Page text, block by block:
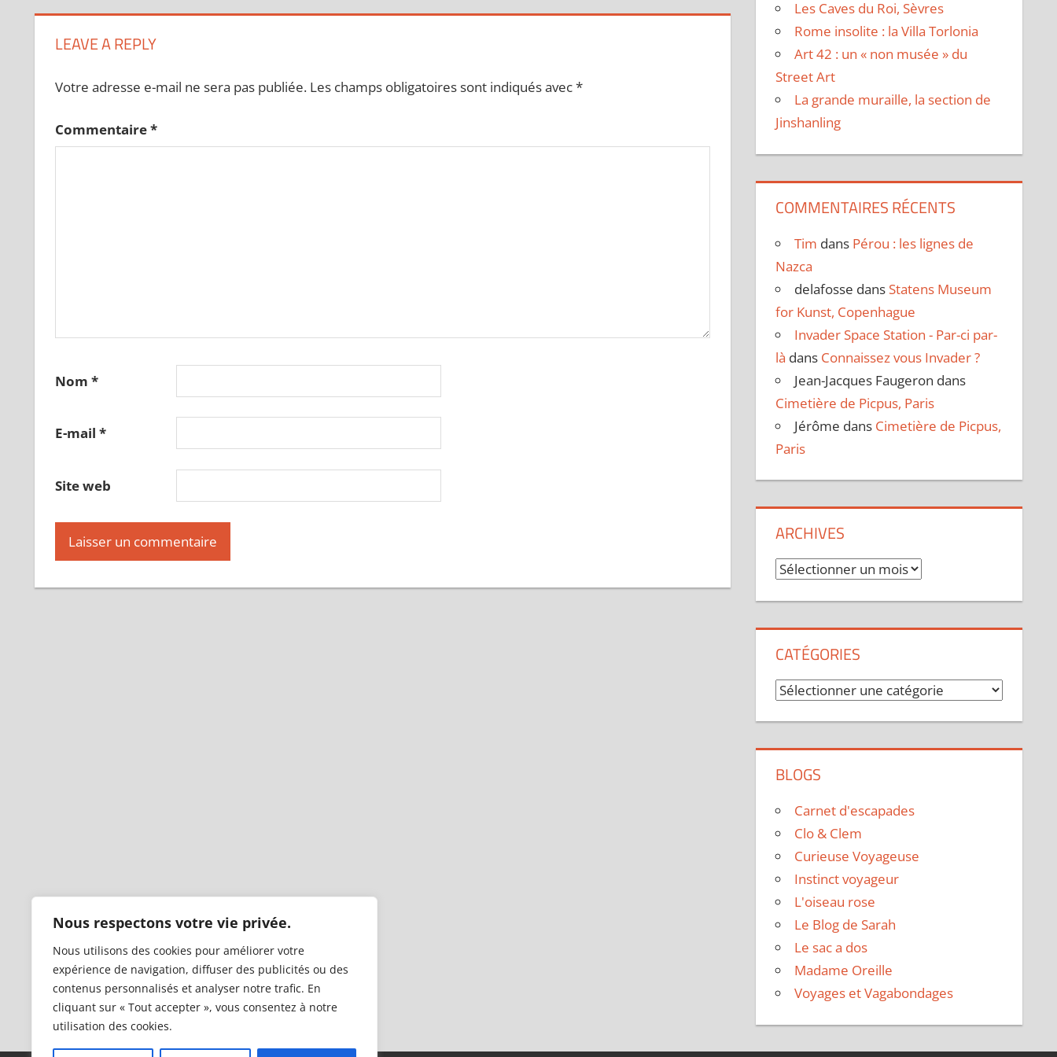
Nous respectons votre vie privée.
Nous utilisons des cookies pour améliorer votre
expérience de navigation, diffuser des publicités ou des
contenus personnalisés et analyser notre trafic. En
cliquant sur « Tout accepter », vous consentez à notre
utilisation des cookies.
LEAVE A REPLY
Votre adresse e-mail ne sera pas publiée. Les champs obligatoires sont indiqués avec*
Commentaire*
Nom *
E-mail *
Site web
Les Caves du Roi, Sèvres
Rome insolite : la Villa Torlonia
Art 42 : un « non musée » du
Street Art
La grande muraille, la section de
Jinshanling
COMMENTAIRES RÉCENTS
Tim dans Pérou : les lignes de
Nazca
delafosse dans Statens Museum
for Kunst, Copenhague
Invader Space Station - Par-ci par-
là dans Connaissez vous Invader ?
Jean-Jacques Faugeron dans
Cimetière de Picpus, Paris
Jérôme dans Cimetière de Picpus,
Paris
ARCHIVES
Archives
CATÉGORIES
Catégories
BLOGS
Carnet d'escapades
Clo & Clem
Curieuse Voyageuse
Instinct voyageur
L'oiseau rose
Le Blog de Sarah
Le sac a dos
Madame Oreille
Voyages et Vagabondages